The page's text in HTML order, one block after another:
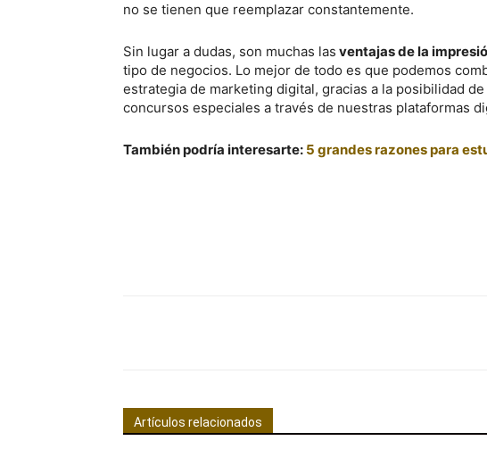
no se tienen que reemplazar constantemente.
Sin lugar a dudas, son muchas las ventajas de la
tipo de negocios. Lo mejor de todo es que podemos
estrategia de marketing digital, gracias a la posibilidad
concursos especiales a través de nuestras plataformas
También podría interesarte: 5 grandes razones para
Artículos relacionados